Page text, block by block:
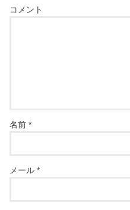
コメント
名前*
メール*